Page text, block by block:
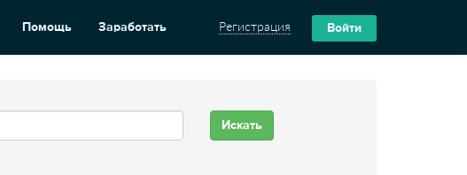
Помощь Заработать Регистрация Войти